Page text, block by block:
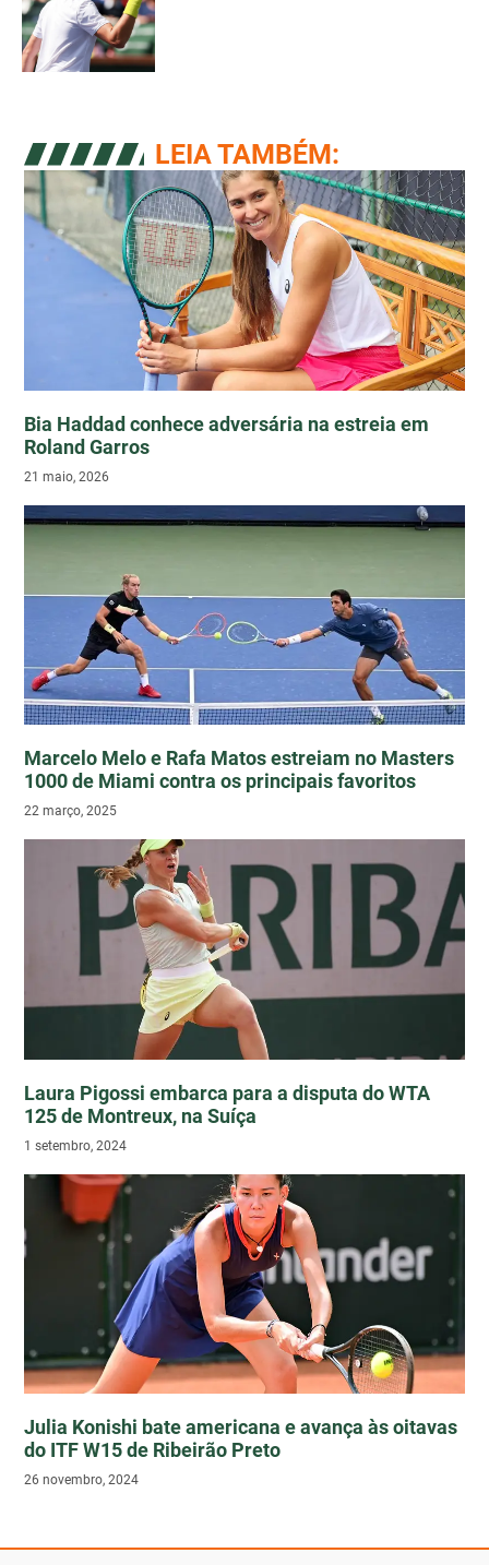
LEIA TAMBÉM:
Bia Haddad conhece adversária na estreia em
Roland Garros
21 maio, 2026
Marcelo Melo e Rafa Matos estreiam no Masters
1000 de Miami contra os principais favoritos
22 março, 2025
Laura Pigossi embarca para a disputa do WTA
125 de Montreux, na Suíça
1 setembro, 2024
Julia Konishi bate americana e avança às oitavas
do ITF W15 de Ribeirão Preto
26 novembro, 2024